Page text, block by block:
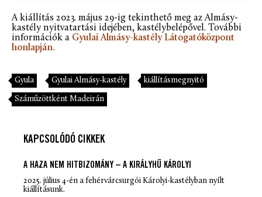
A kiállítás 2023. május 29-ig tekinthető meg az Almásy-
kastély nyitvatartási idejében, kastélybelépővel. További
információk a Gyulai Almásy-kastély Látogatóközpont
honlapján.
Gyula Gyulai Almásy-kastély kiállításmegnyitó
Száműzöttként Madeirán
KAPCSOLÓDÓ CIKKEK
A HAZA NEM HITBIZOMÁNY – A KIRÁLYHŰ KÁROLYI
2025. július 4-én a fehérvárcsurgói Károlyi-kastélyban nyílt
kiállításunk.